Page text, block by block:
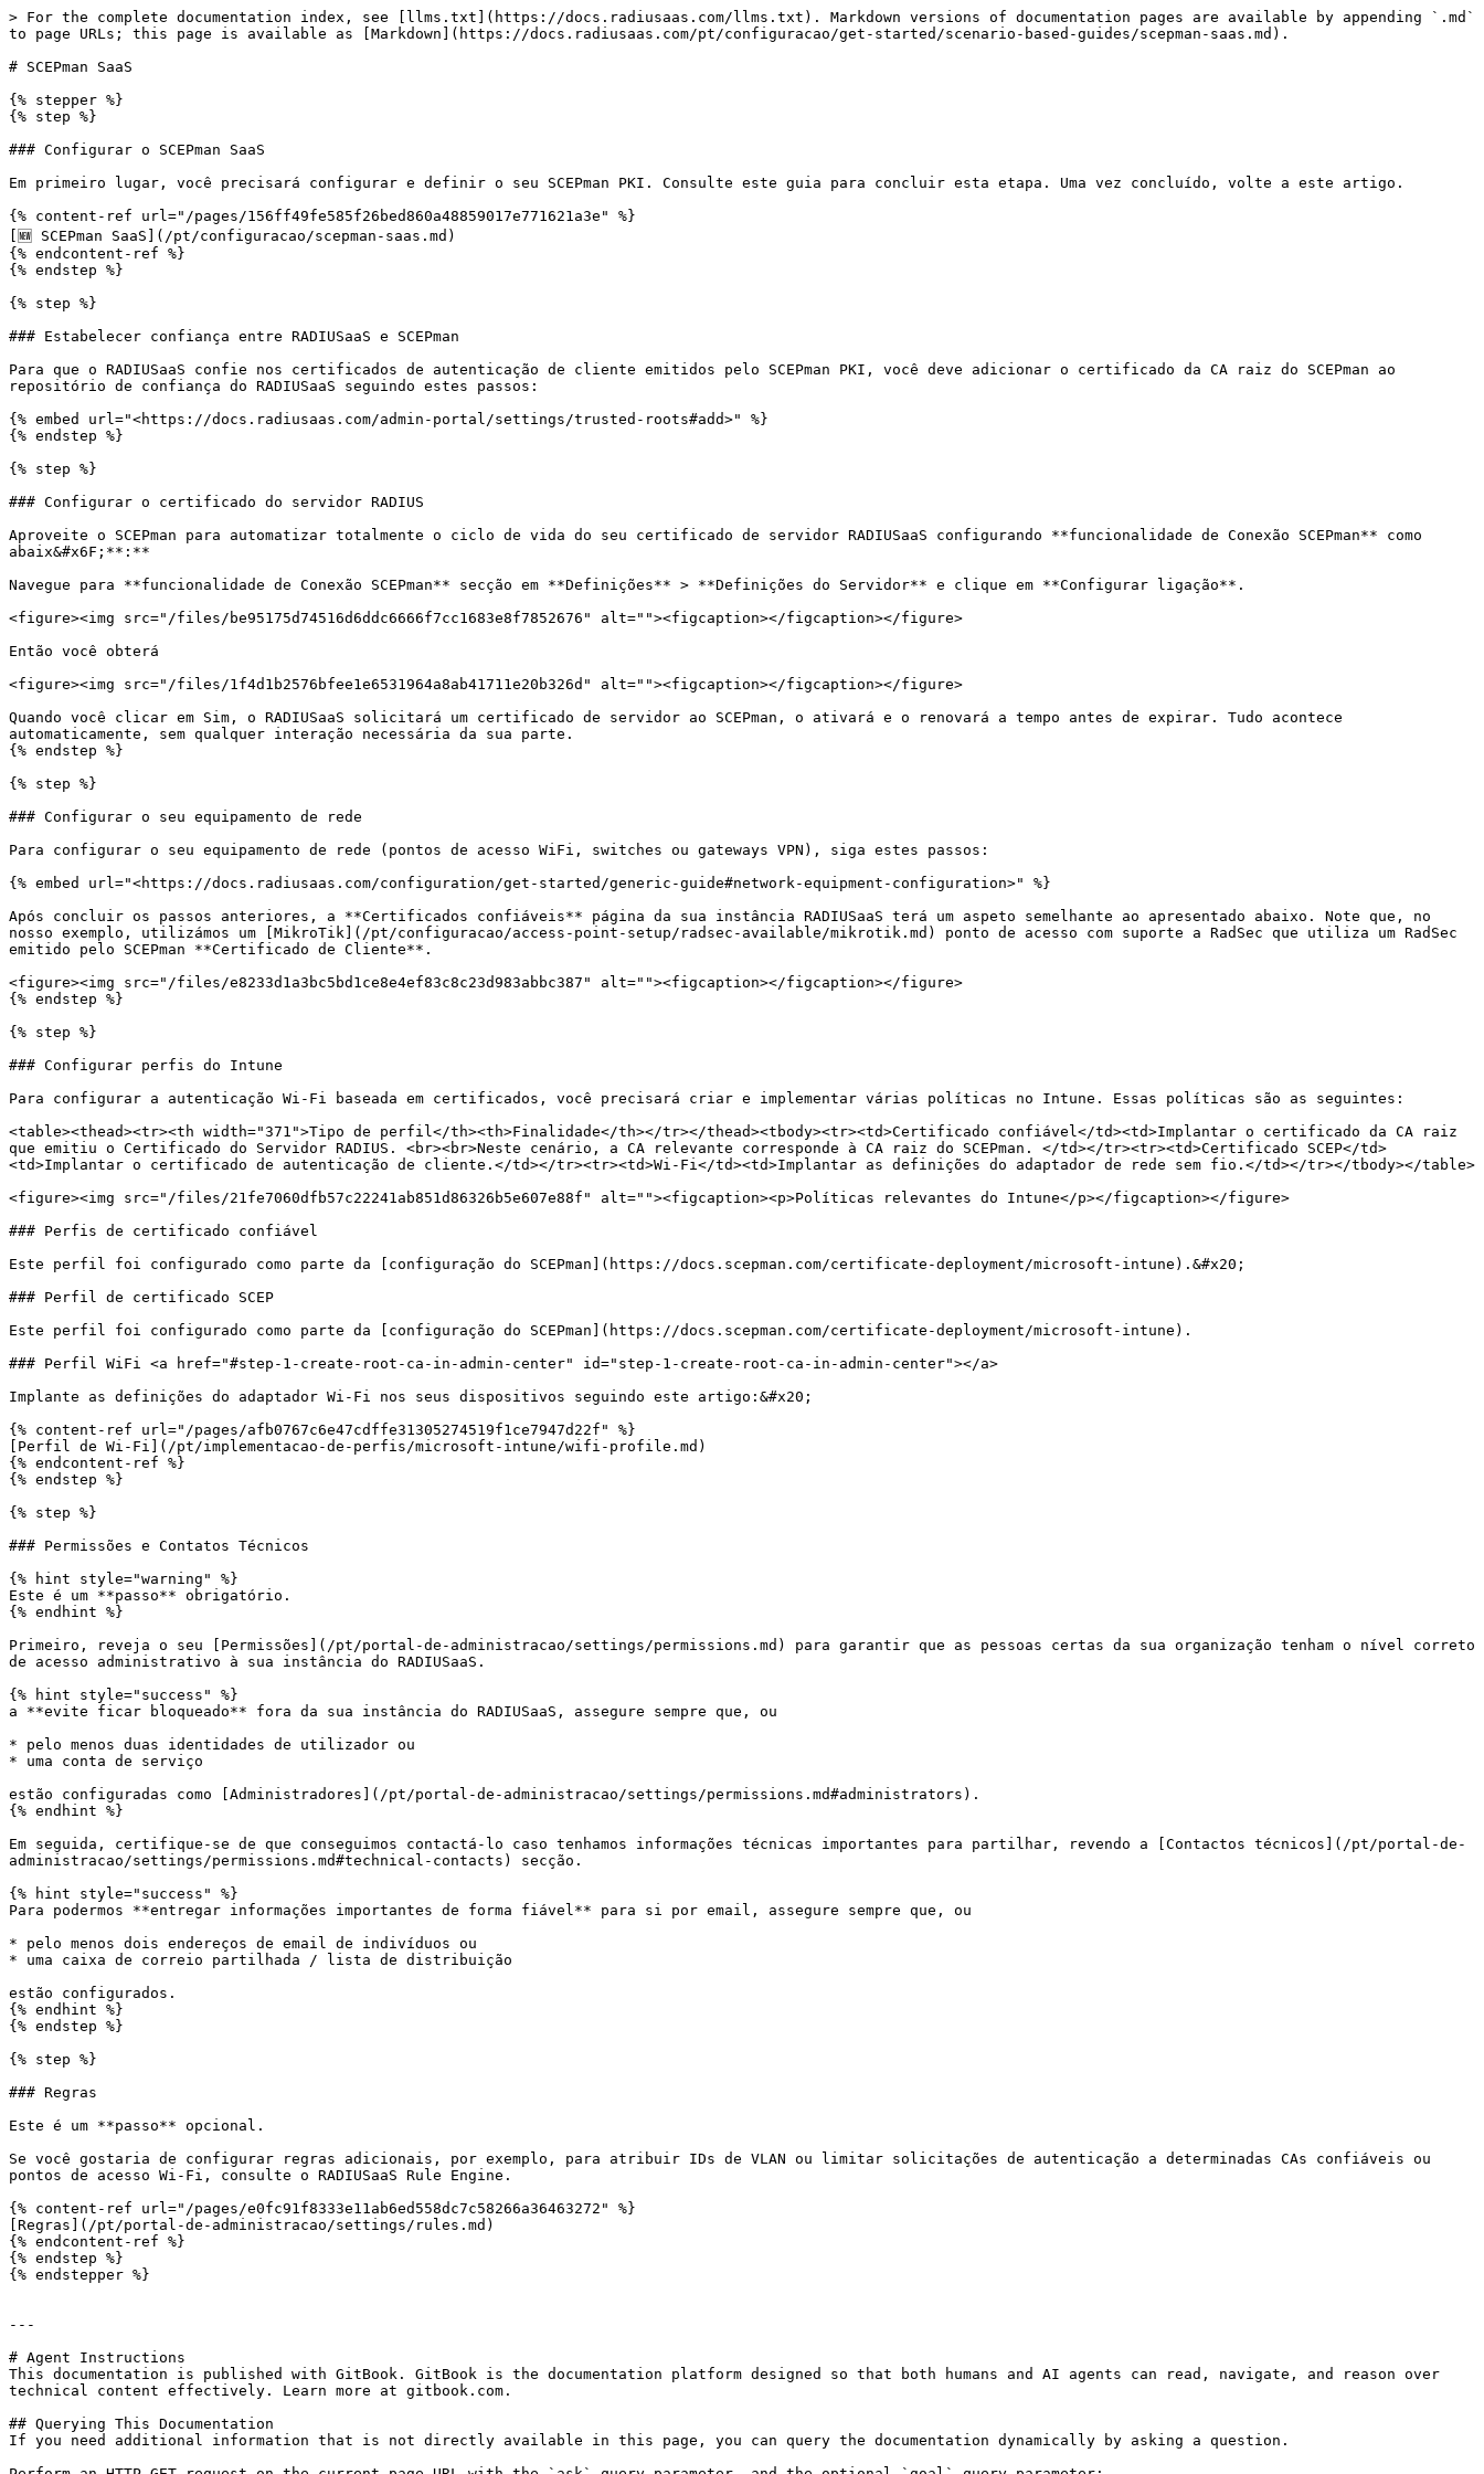
> For the complete documentation index, see [llms.txt](https://docs.radiusaas.com/llms.txt). Markdown versions of documentation pages are available by appending `.md`
to page URLs; this page is available as [Markdown](https://docs.radiusaas.com/pt/configuracao/get-started/scenario-based-guides/scepman-saas.md).
# SCEPman SaaS
{% stepper %}
{% step %}
### Configurar o SCEPman SaaS
Em primeiro lugar, você precisará configurar e definir o seu SCEPman PKI. Consulte este guia para concluir esta etapa. Uma vez concluído, volte a este artigo.
{% content-ref url="/pages/156ff49fe585f26bed860a48859017e771621a3e" %}
[🆕 SCEPman SaaS](/pt/configuracao/scepman-saas.md)
{% endcontent-ref %}
{% endstep %}
{% step %}
### Estabelecer confiança entre RADIUSaaS e SCEPman
Para que o RADIUSaaS confie nos certificados de autenticação de cliente emitidos pelo SCEPman PKI, você deve adicionar o certificado da CA raiz do SCEPman ao
repositório de confiança do RADIUSaaS seguindo estes passos:
{% embed url="<https://docs.radiusaas.com/admin-portal/settings/trusted-roots#add>" %}
{% endstep %}
{% step %}
### Configurar o certificado do servidor RADIUS
Aproveite o SCEPman para automatizar totalmente o ciclo de vida do seu certificado de servidor RADIUSaaS configurando **funcionalidade de Conexão SCEPman** como
abaix&#x6F;**:**
Navegue para **funcionalidade de Conexão SCEPman** secção em **Definições** > **Definições do Servidor** e clique em **Configurar ligação**.
<figure><img src="/files/be95175d74516d6ddc6666f7cc1683e8f7852676" alt=""><figcaption></figcaption></figure>
Então você obterá
<figure><img src="/files/1f4d1b2576bfee1e6531964a8ab41711e20b326d" alt=""><figcaption></figcaption></figure>
Quando você clicar em Sim, o RADIUSaaS solicitará um certificado de servidor ao SCEPman, o ativará e o renovará a tempo antes de expirar. Tudo acontece
automaticamente, sem qualquer interação necessária da sua parte.
{% endstep %}
{% step %}
### Configurar o seu equipamento de rede
Para configurar o seu equipamento de rede (pontos de acesso WiFi, switches ou gateways VPN), siga estes passos:
{% embed url="<https://docs.radiusaas.com/configuration/get-started/generic-guide#network-equipment-configuration>" %}
Após concluir os passos anteriores, a **Certificados confiáveis** página da sua instância RADIUSaaS terá um aspeto semelhante ao apresentado abaixo. Note que, no
nosso exemplo, utilizámos um [MikroTik](/pt/configuracao/access-point-setup/radsec-available/mikrotik.md) ponto de acesso com suporte a RadSec que utiliza um RadSec
emitido pelo SCEPman **Certificado de Cliente**.
<figure><img src="/files/e8233d1a3bc5bd1ce8e4ef83c8c23d983abbc387" alt=""><figcaption></figcaption></figure>
{% endstep %}
{% step %}
### Configurar perfis do Intune
Para configurar a autenticação Wi-Fi baseada em certificados, você precisará criar e implementar várias políticas no Intune. Essas políticas são as seguintes:
<table><thead><tr><th width="371">Tipo de perfil</th><th>Finalidade</th></tr></thead><tbody><tr><td>Certificado confiável</td><td>Implantar o certificado da CA raiz
que emitiu o Certificado do Servidor RADIUS. <br><br>Neste cenário, a CA relevante corresponde à CA raiz do SCEPman. </td></tr><tr><td>Certificado SCEP</td>
<td>Implantar o certificado de autenticação de cliente.</td></tr><tr><td>Wi-Fi</td><td>Implantar as definições do adaptador de rede sem fio.</td></tr></tbody></table>
<figure><img src="/files/21fe7060dfb57c22241ab851d86326b5e607e88f" alt=""><figcaption><p>Políticas relevantes do Intune</p></figcaption></figure>
### Perfis de certificado confiável
Este perfil foi configurado como parte da [configuração do SCEPman](https://docs.scepman.com/certificate-deployment/microsoft-intune).&#x20;
### Perfil de certificado SCEP
Este perfil foi configurado como parte da [configuração do SCEPman](https://docs.scepman.com/certificate-deployment/microsoft-intune).
### Perfil WiFi <a href="#step-1-create-root-ca-in-admin-center" id="step-1-create-root-ca-in-admin-center"></a>
Implante as definições do adaptador Wi-Fi nos seus dispositivos seguindo este artigo:&#x20;
{% content-ref url="/pages/afb0767c6e47cdffe31305274519f1ce7947d22f" %}
[Perfil de Wi‑Fi](/pt/implementacao-de-perfis/microsoft-intune/wifi-profile.md)
{% endcontent-ref %}
{% endstep %}
{% step %}
### Permissões e Contatos Técnicos
{% hint style="warning" %}
Este é um **passo** obrigatório.
{% endhint %}
Primeiro, reveja o seu [Permissões](/pt/portal-de-administracao/settings/permissions.md) para garantir que as pessoas certas da sua organização tenham o nível correto
de acesso administrativo à sua instância do RADIUSaaS.
{% hint style="success" %}
a **evite ficar bloqueado** fora da sua instância do RADIUSaaS, assegure sempre que, ou
* pelo menos duas identidades de utilizador ou
* uma conta de serviço
estão configuradas como [Administradores](/pt/portal-de-administracao/settings/permissions.md#administrators).
{% endhint %}
Em seguida, certifique-se de que conseguimos contactá-lo caso tenhamos informações técnicas importantes para partilhar, revendo a [Contactos técnicos](/pt/portal-de-
administracao/settings/permissions.md#technical-contacts) secção.
{% hint style="success" %}
Para podermos **entregar informações importantes de forma fiável** para si por email, assegure sempre que, ou
* pelo menos dois endereços de email de indivíduos ou
* uma caixa de correio partilhada / lista de distribuição
estão configurados.
{% endhint %}
{% endstep %}
{% step %}
### Regras
Este é um **passo** opcional.
Se você gostaria de configurar regras adicionais, por exemplo, para atribuir IDs de VLAN ou limitar solicitações de autenticação a determinadas CAs confiáveis ou
pontos de acesso Wi-Fi, consulte o RADIUSaaS Rule Engine.
{% content-ref url="/pages/e0fc91f8333e11ab6ed558dc7c58266a36463272" %}
[Regras](/pt/portal-de-administracao/settings/rules.md)
{% endcontent-ref %}
{% endstep %}
{% endstepper %}
---
# Agent Instructions
This documentation is published with GitBook. GitBook is the documentation platform designed so that both humans and AI agents can read, navigate, and reason over
technical content effectively. Learn more at gitbook.com.
## Querying This Documentation
If you need additional information that is not directly available in this page, you can query the documentation dynamically by asking a question.